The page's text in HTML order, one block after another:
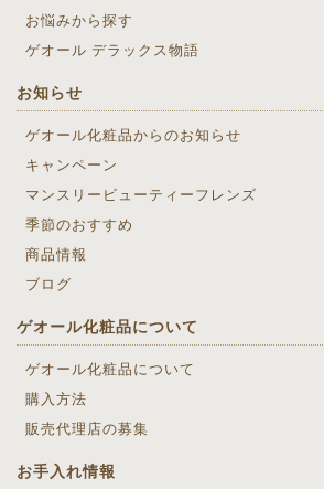
お悩みから探す
ゲオール デラックス物語
お知らせ
ゲオール化粧品からのお知らせ
キャンペーン
マンスリービューティーフレンズ
季節のおすすめ
商品情報
ブログ
ゲオール化粧品について
ゲオール化粧品について
購入方法
販売代理店の募集
お手入れ情報